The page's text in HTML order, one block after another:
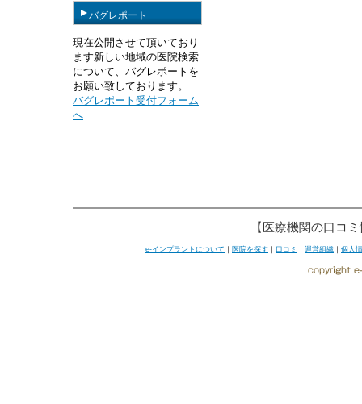
バグレポート
現在公開させて頂いており
ます新しい地域の医院検索
について、バグレポートを
お願い致しております。
バグレポート受付フォーム
へ
【医療機関の口コ
e-インプラントについて ｜ 医院を探す ｜ 口コミ ｜ 運営組織 ｜ 個人